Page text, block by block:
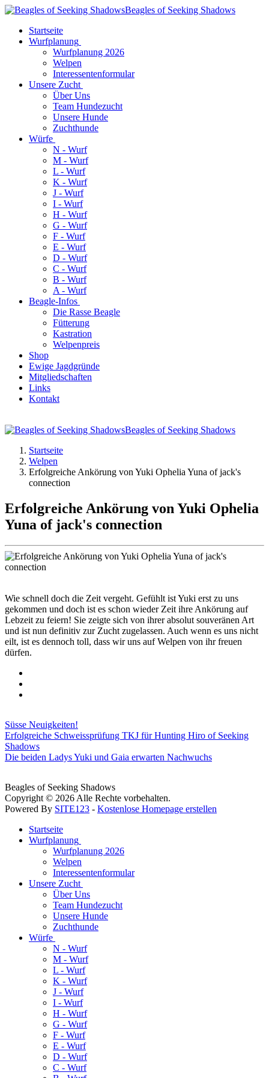
Beagles of Seeking Shadows
Startseite
Wurfplanung
Wurfplanung 2026
Welpen
Interessentenformular
Unsere Zucht
Über Uns
Team Hundezucht
Unsere Hunde
Zuchthunde
Würfe
N - Wurf
M - Wurf
L - Wurf
K - Wurf
J - Wurf
I - Wurf
H - Wurf
G - Wurf
F - Wurf
E - Wurf
D - Wurf
C - Wurf
B - Wurf
A - Wurf
Beagle-Infos
Die Rasse Beagle
Fütterung
Kastration
Welpenpreis
Shop
Ewige Jagdgründe
Mitgliedschaften
Links
Kontakt
Beagles of Seeking Shadows
Startseite
Welpen
Erfolgreiche Ankörung von Yuki Ophelia Yuna of jack's
connection
Erfolgreiche Ankörung von Yuki Ophelia
Yuna of jack's connection
Wie schnell doch die Zeit vergeht. Gefühlt ist Yuki erst zu uns
gekommen und doch ist es schon wieder Zeit ihre Ankörung auf
Lebzeit zu feiern! Sie zeigte sich von ihrer absolut souveränen Art
und ist nun definitiv zur Zucht zugelassen. Auch wenn es uns nicht
eilt, ist es dennoch toll, dass wir uns auf Welpen von ihr freuen
dürfen.
Süsse Neuigkeiten!
Erfolgreiche Schweissprüfung TKJ für Hunting Hiro of Seeking
Shadows
Die beiden Ladys Yuki und Gaia erwarten Nachwuchs
Beagles of Seeking Shadows
Copyright © 2026 Alle Rechte vorbehalten.
Powered By SITE123 - Kostenlose Homepage erstellen
Startseite
Wurfplanung
Wurfplanung 2026
Welpen
Interessentenformular
Unsere Zucht
Über Uns
Team Hundezucht
Unsere Hunde
Zuchthunde
Würfe
N - Wurf
M - Wurf
L - Wurf
K - Wurf
J - Wurf
I - Wurf
H - Wurf
G - Wurf
F - Wurf
E - Wurf
D - Wurf
C - Wurf